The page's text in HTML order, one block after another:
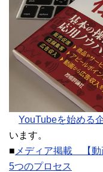
YouTubeを始める
います。
■ メディア掲載 【動
5つのプロセス